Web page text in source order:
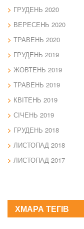
ГРУДЕНЬ 2020
ВЕРЕСЕНЬ 2020
ТРАВЕНЬ 2020
ГРУДЕНЬ 2019
ЖОВТЕНЬ 2019
ТРАВЕНЬ 2019
КВІТЕНЬ 2019
СІЧЕНЬ 2019
ГРУДЕНЬ 2018
ЛИСТОПАД 2018
ЛИСТОПАД 2017
ХМАРА ТЕГІВ